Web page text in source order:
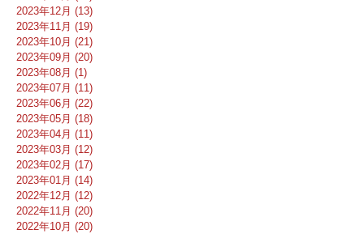
2023年12月 (13)
2023年11月 (19)
2023年10月 (21)
2023年09月 (20)
2023年08月 (1)
2023年07月 (11)
2023年06月 (22)
2023年05月 (18)
2023年04月 (11)
2023年03月 (12)
2023年02月 (17)
2023年01月 (14)
2022年12月 (12)
2022年11月 (20)
2022年10月 (20)